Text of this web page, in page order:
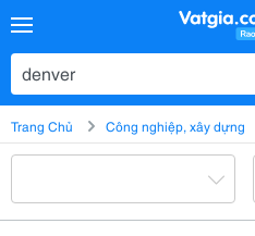
Trang Chủ Công nghiệp, xây dựng